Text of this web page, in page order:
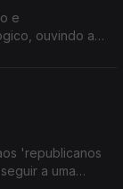
e
ouvindo a
'republicanos
a uma